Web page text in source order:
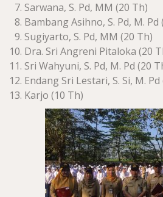
Sarwana, S. Pd, MM (20 Th)
Bambang Asihno, S. Pd, M. Pd
Sugiyarto, S. Pd, MM (20 Th)
Dra. Sri Angreni Pitaloka (20
Sri Wahyuni, S. Pd, M. Pd (20
Endang Sri Lestari, S. Si, M.
Karjo (10 Th)